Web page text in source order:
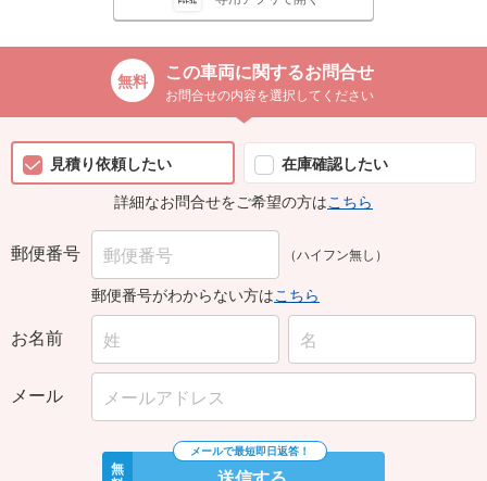
この車両に関するお問合せ
お問合せの内容を選択してください
見積り依頼したい
在庫確認したい
詳細なお問合せをご希望の方はこちら
郵便番号 （ハイフン無し）
郵便番号がわからない方はこちら
お名前
メール
無